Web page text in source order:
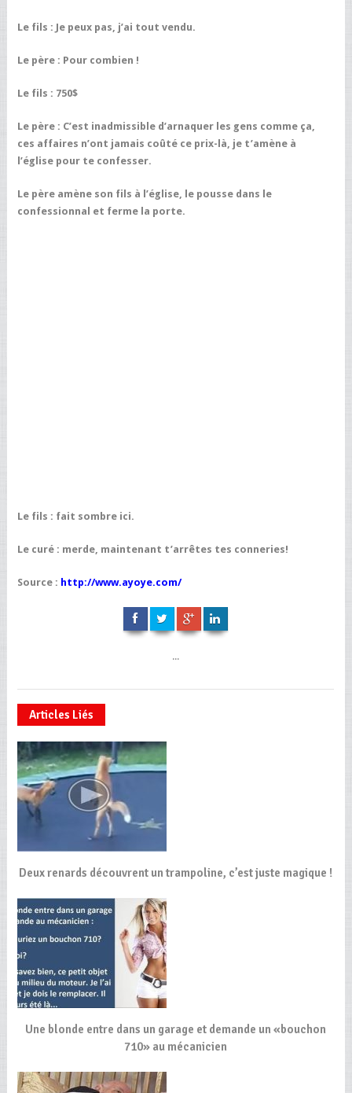
Le fils : Je peux pas, j’ai tout vendu.
Le père : Pour combien !
Le fils : 750$
Le père : C’est inadmissible d’arnaquer les gens comme ça,
ces affaires n’ont jamais coûté ce prix-là, je t’amène à
l’église pour te confesser.
Le père amène son fils à l’église, le pousse dans le
confessionnal et ferme la porte.
Le fils : fait sombre ici.
Le curé : merde, maintenant t’arrêtes tes conneries!
Source : http://www.ayoye.com/
...
Articles Liés
Deux renards découvrent un trampoline, c’est juste magique !
Une blonde entre dans un garage et demande un «bouchon
710» au mécanicien